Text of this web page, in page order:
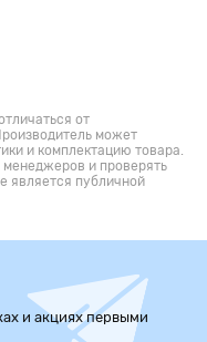
от
может
и комплектацию товара.
менеджеров и проверять
является публичной
и акциях первыми